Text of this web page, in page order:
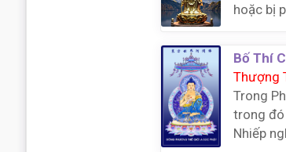
hoặc bị
Bố Thí
Thượng
Trong
trong đó
Nhiếp